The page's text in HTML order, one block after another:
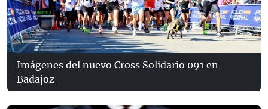
Imágenes del nuevo Cross Solidario 091 en
Badajoz